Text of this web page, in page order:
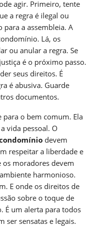
agir. Primeiro, tente
a regra é ilegal ou
para a assembleia. A
Lá, os
ou anular a regra. Se
é o próximo passo.
seus direitos. É
é abusiva. Guarde
documentos.
o bem comum. Ela
vida pessoal. O
devem
respeitar a liberdade e
os moradores devem
harmonioso.
E onde os direitos de
sobre o toque de
É um alerta para todos
ser sensatas e legais.